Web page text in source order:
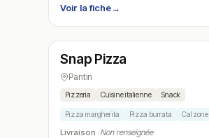
Voir la fiche→
N° 18
Ouvert(11:00 – 02:00)
Snap Pizza
Pantin
Pizzeria Cuisine italienne Snack
Pizza margherita Pizza burrata Calzone
Livraison :Non renseignée